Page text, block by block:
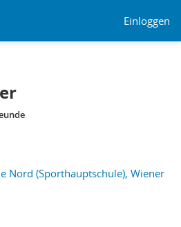
Einloggen
Nord (Sporthauptschule), Wiener